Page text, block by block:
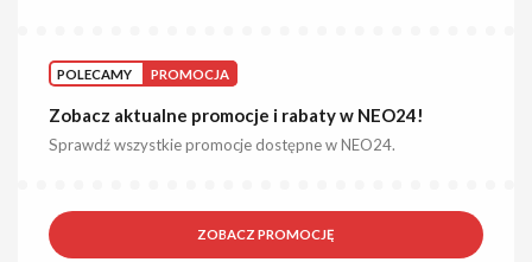
POLECAMY PROMOCJA
Zobacz aktualne promocje i rabaty w NEO24!
Sprawdź wszystkie promocje dostępne w NEO24.
ZOBACZ PROMOCJĘ